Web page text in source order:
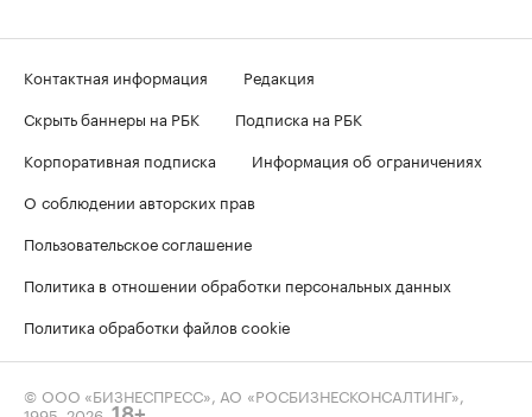
Контактная информация
Редакция
Скрыть баннеры на РБК
Подписка на РБК
Корпоративная подписка
Информация об ограничениях
О соблюдении авторских прав
Пользовательское соглашение
Политика в отношении обработки персональных данных
Политика обработки файлов cookie
© ООО «БИЗНЕСПРЕСС», АО «РОСБИЗНЕСКОНСАЛТИНГ»,